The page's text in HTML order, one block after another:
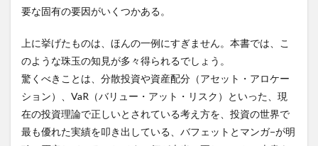
要な固有の要因がいくつかある。
上に挙げたものは、ほんの一例にすぎません。本書では、こ
のような珠玉の知見が多々得られるでしょう。
驚くべきことは、分散投資や資産配分（アセット・アロケー
ション）、VaR（バリュー・アット・リスク）といった、現
在の投資理論で正しいとされている考え方を、投資の世界で
最も優れた実績を叩き出している、バフェットとマンガ−が明